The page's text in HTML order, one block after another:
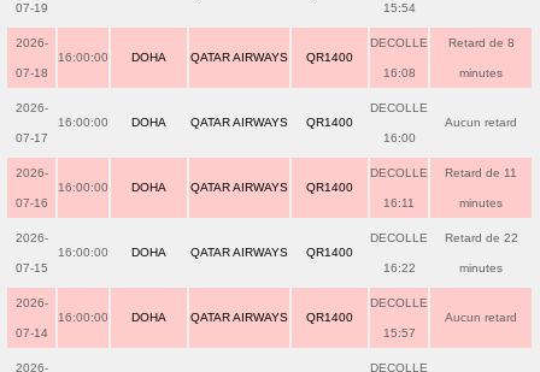
07-19 15:54
2026-
07-18
16:00:00 DOHA QATAR AIRWAYS QR1400
DECOLLE
16:08
Retard de 8
minutes
2026-
07-17
16:00:00 DOHA QATAR AIRWAYS QR1400
DECOLLE
16:00
Aucun retard
2026-
07-16
16:00:00 DOHA QATAR AIRWAYS QR1400
DECOLLE
16:11
Retard de 11
minutes
2026-
07-15
16:00:00 DOHA QATAR AIRWAYS QR1400
DECOLLE
16:22
Retard de 22
minutes
2026-
07-14
16:00:00 DOHA QATAR AIRWAYS QR1400
DECOLLE
15:57
Aucun retard
2026- DECOLLE